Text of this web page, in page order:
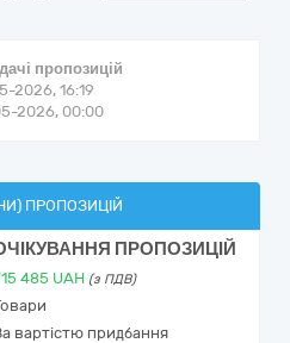
пропозицій
2026, 16:19
2026, 00:00
ПРОПОЗИЦІЙ
ПРОПОЗИЦІЙ
485 UAH (з ПДВ)
вартістю придбання